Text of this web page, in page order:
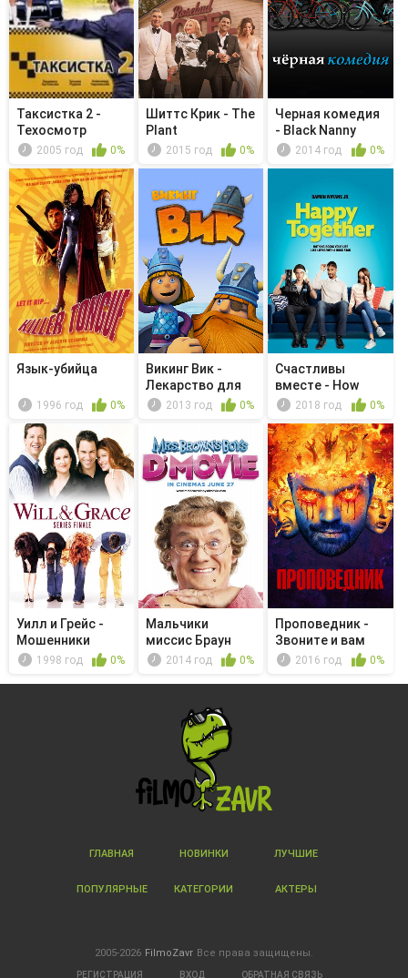
Таксистка 2 -
Техосмотр
2005 год 0%
Шиттс Крик - The
Plant
2015 год 0%
Черная комедия
- Black Nanny
2014 год 0%
Язык-убийца
1996 год 0%
Викинг Вик -
Лекарство для
Фэкса2013 год 0%
Счастливы
вместе - How
Jake and Clair...
2018 год 0%
Уилл и Грейс -
Мошенники
1998 год 0%
Мальчики
миссис Браун
2014 год 0%
Проповедник -
Звоните и вам
ответят
2016 год 0%
ГЛАВНАЯ НОВИНКИ ЛУЧШИЕ
ПОПУЛЯРНЫЕ КАТЕГОРИИ АКТЕРЫ
2005-2026 FilmoZavr Все права защищены.
РЕГИСТРАЦИЯ ВХОД ОБРАТНАЯ СВЯЗЬ